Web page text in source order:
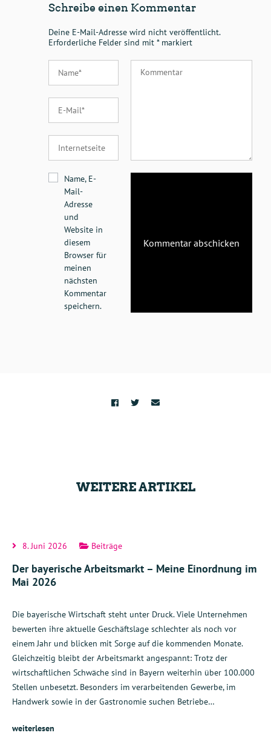
Schreibe einen Kommentar
Deine E-Mail-Adresse wird nicht veröffentlicht.
Erforderliche Felder sind mit *markiert
Name, E-
Mail-
Adresse
und
Website in
diesem
Browser für
meinen
nächsten
Kommentar
speichern.
WEITERE ARTIKEL
8. Juni 2026 Beiträge
Der bayerische Arbeitsmarkt – Meine Einordnung im
Mai 2026
Die bayerische Wirtschaft steht unter Druck. Viele Unternehmen
bewerten ihre aktuelle Geschäftslage schlechter als noch vor
einem Jahr und blicken mit Sorge auf die kommenden Monate.
Gleichzeitig bleibt der Arbeitsmarkt angespannt: Trotz der
wirtschaftlichen Schwäche sind in Bayern weiterhin über 100.000
Stellen unbesetzt. Besonders im verarbeitenden Gewerbe, im
Handwerk sowie in der Gastronomie suchen Betriebe…
weiterlesen